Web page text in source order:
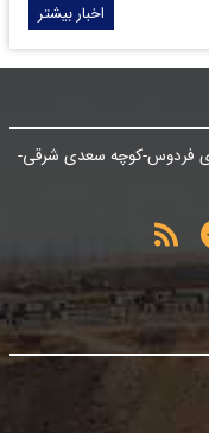
اخبار بیشتر
کوی فردوس-کوچه سعدی شرقی-